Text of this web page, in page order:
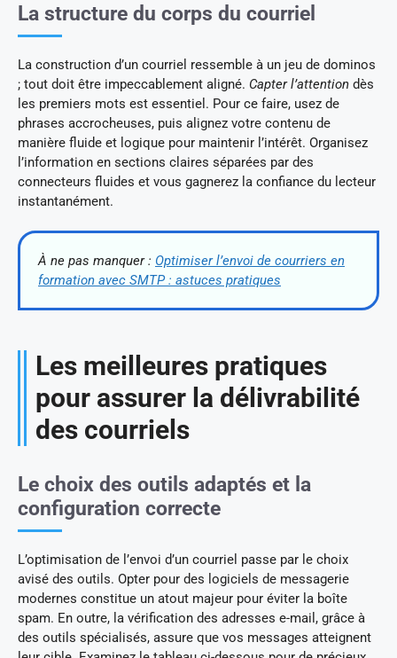
La structure du corps du courriel
La construction d’un courriel ressemble à un jeu de dominos
; tout doit être impeccablement aligné. Capter l’attention dès
les premiers mots est essentiel. Pour ce faire, usez de
phrases accrocheuses, puis alignez votre contenu de
manière fluide et logique pour maintenir l’intérêt. Organisez
l’information en sections claires séparées par des
connecteurs fluides et vous gagnerez la confiance du lecteur
instantanément.
À ne pas manquer : Optimiser l’envoi de courriers en
formation avec SMTP : astuces pratiques
Les meilleures pratiques
pour assurer la délivrabilité
des courriels
Le choix des outils adaptés et la
configuration correcte
L’optimisation de l’envoi d’un courriel passe par le choix
avisé des outils. Opter pour des logiciels de messagerie
modernes constitue un atout majeur pour éviter la boîte
spam. En outre, la vérification des adresses e-mail, grâce à
des outils spécialisés, assure que vos messages atteignent